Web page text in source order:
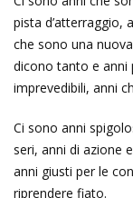
pista d’atterraggio,
che sono una
dicono tanto e anni
imprevedibili, anni
Ci sono anni
seri, anni di azione
anni giusti per le
riprendere fiato.